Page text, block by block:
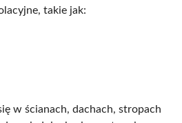
takie jak:
w ścianach, dachach, stropach